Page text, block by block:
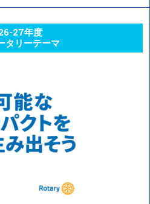
27年度
タリーテーマ